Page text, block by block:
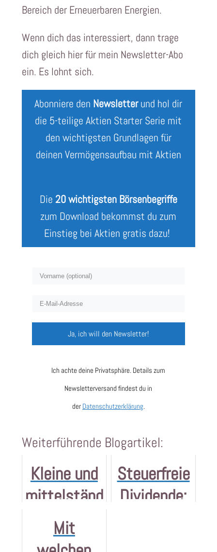
Bereich der Erneuerbaren Energien.
Wenn dich das interessiert, dann trage
dich gleich hier für mein Newsletter-Abo
ein. Es lohnt sich.
Abonniere den Newsletterund hol dir
die 5-teilige Aktien Starter Serie mit
den wichtigsten Grundlagen für
deinen Vermögensaufbau mit Aktien
Die 20 wichtigsten Börsenbegriffe
zum Download bekommst du zum
Einstieg bei Aktien gratis dazu!
Ja, ich will den Newsletter!
Ich achte deine Privatsphäre. Details zum
Newsletterversand findest du in
der Datenschutzerklärung.
Weiterführende Blogartikel:
Kleine und
mittelständ
ische
Unternehm
Steuerfreie
Dividende:
Mit